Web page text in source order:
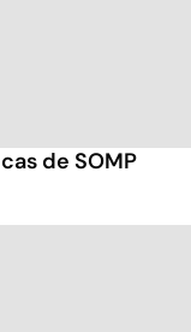
de SOMP